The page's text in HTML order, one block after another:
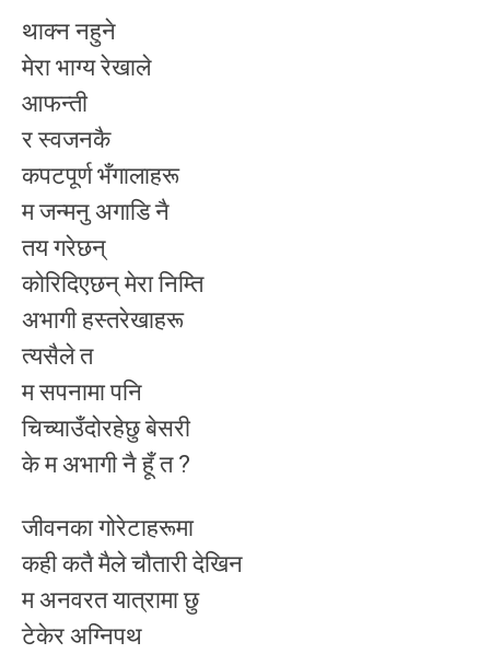
थाक्न नहुने
मेरा भाग्य रेखाले
आफन्ती
र स्वजनकै
कपटपूर्ण भँगालाहरू
म जन्मनु अगाडि नै
तय गरेछन्
कोरिदिएछन् मेरा निम्ति
अभागी हस्तरेखाहरू
त्यसैले त
म सपनामा पनि
चिच्याउँदोरहेछु बेसरी
के म अभागी नै हूँ त ?
जीवनका गोरेटाहरूमा
कही कतै मैले चौतारी देखिन
म अनवरत यात्रामा छु
टेकेर अग्निपथ